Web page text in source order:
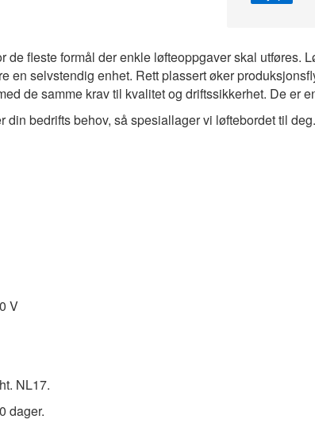
de fleste formål der enkle løfteoppgaver skal utføres.
en selvstendig enhet. Rett plassert øker
de samme krav til kvalitet og driftssikkerhet. De er
din bedrifts behov, så spesiallager vi løftebordet til deg.
V
NL17.
dager.